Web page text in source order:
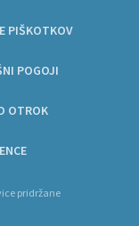
PIŠKOTKOV
POGOJI
OTROK
pridržane